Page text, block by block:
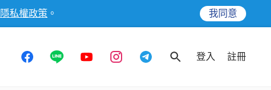
隱私權政策 。 我同意
登入 註冊